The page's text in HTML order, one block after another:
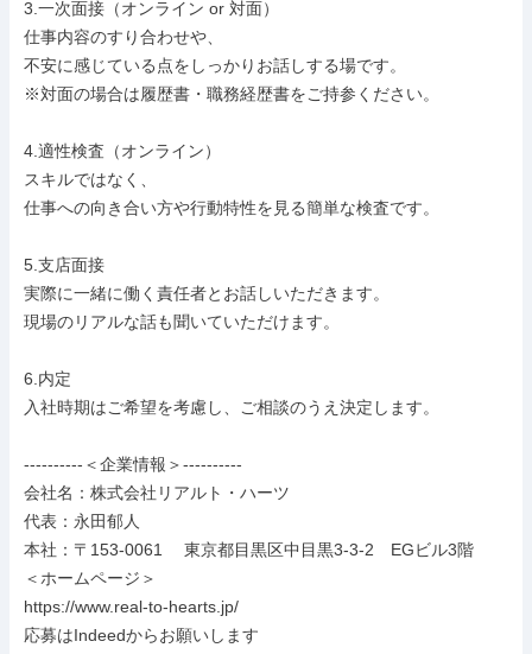
3.一次面接（オンライン or 対面）
仕事内容のすり合わせや、
不安に感じている点をしっかりお話しする場です。
※対面の場合は履歴書・職務経歴書をご持参ください。
4.適性検査（オンライン）
スキルではなく、
仕事への向き合い方や行動特性を見る簡単な検査です。
5.支店面接
実際に一緒に働く責任者とお話しいただきます。
現場のリアルな話も聞いていただけます。
6.内定
入社時期はご希望を考慮し、ご相談のうえ決定します。
----------＜企業情報＞----------
会社名：株式会社リアルト・ハーツ
代表：永田郁人
本社：〒153-0061　 東京都目黒区中目黒3-3-2　EGビル3階
＜ホームページ＞
https://www.real-to-hearts.jp/
応募はIndeedからお願いします